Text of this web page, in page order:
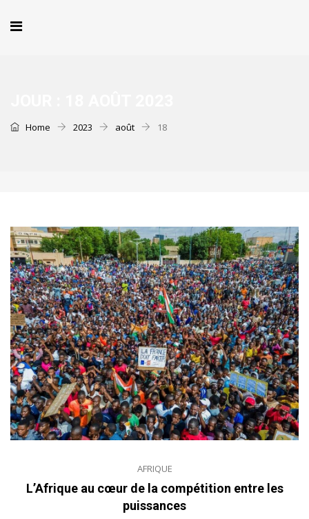
Home 2023 août 18
AFRIQUE
L’Afrique au cœur de la compétition entre les
puissances